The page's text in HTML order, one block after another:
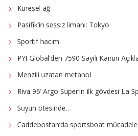
Küresel ağ
Pasifik’in sessiz limanı: Tokyo
Sportif hacim
PYI Global’den 7590 Sayılı Kanun
Menzili uzatan metanol
Riva 96’ Argo Super’in ilk gövdesi La
Suyun ötesinde…
Caddebostan’da sportsboat